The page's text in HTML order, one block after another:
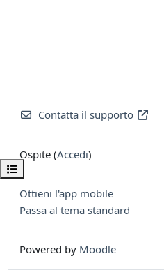
Apri indice del corso
Contatta il supporto
Ospite (Accedi)
Ottieni l'app mobile
Passa al tema standard
Powered by Moodle